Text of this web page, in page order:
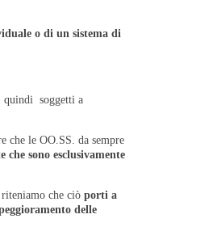
o di un sistema di
quindi soggetti a
che le OO.SS. da sempre
sono esclusivamente
riteniamo che ciò porti a
delle